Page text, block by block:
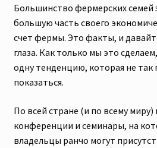
Большинство фермерских
большую часть своего
счет фермы. Это факты, и
глаза. Как только мы это
одну тенденцию, которая не так
показаться.
По всей стране (и по всему миру)
конференции и семинары, на
владельцы ранчо могут